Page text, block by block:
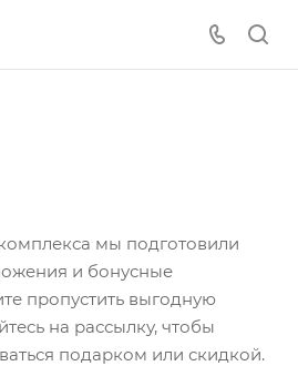
мы подготовили
и бонусные
пропустить выгодную
на рассылку, чтобы
подарком или скидкой.